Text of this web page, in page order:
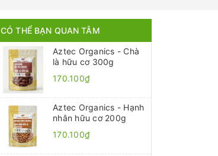
CÓ THỂ BẠN QUAN TÂM
Aztec Organics - Chà
là hữu cơ 300g
170.100₫
Aztec Organics - Hạnh
nhân hữu cơ 200g
170.100₫